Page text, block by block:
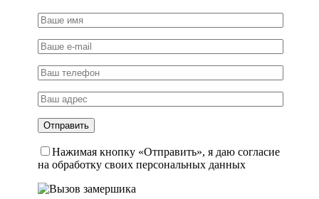
Нажимая кнопку «Отправить», я даю согласие
на обработку своих персональных данных